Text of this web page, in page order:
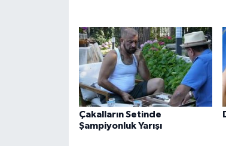
Çakalların Setinde
Şampiyonluk Yarışı